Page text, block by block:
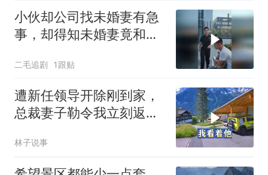
小伙却公司找未婚妻有急
事，却得知未婚妻竟和别
二毛追剧 1跟贴
遭新任领导开除刚到家，
总裁妻子勒令我立刻返
林子说事